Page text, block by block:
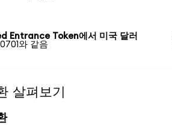
Entrance Token에서 미국 달러
와 같음
살펴보기